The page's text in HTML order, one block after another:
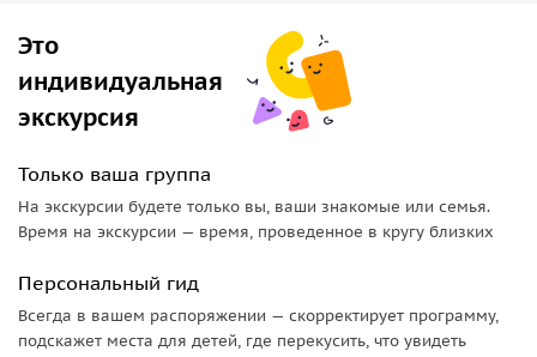
Это
индивидуальная
экскурсия
Только ваша группа
На экскурсии будете только вы, ваши знакомые или семья.
Время на экскурсии — время, проведенное в кругу близких
Персональный гид
Всегда в вашем распоряжении — скорректирует программу,
подскажет места для детей, где перекусить, что увидеть